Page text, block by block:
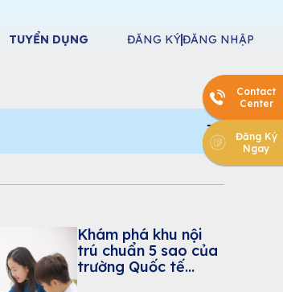
TUYỂN DỤNG ĐĂNG KÝĐĂNG NHẬP
Khám phá khu nội
trú chuẩn 5 sao của
trường Quốc tế
Contact
Center
Đăng Ký
Ngay